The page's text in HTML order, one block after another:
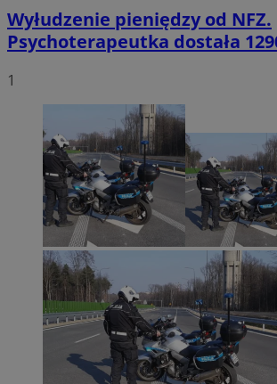
Wyłudzenie pieniędzy od NFZ.
Psychoterapeutka dostała
1